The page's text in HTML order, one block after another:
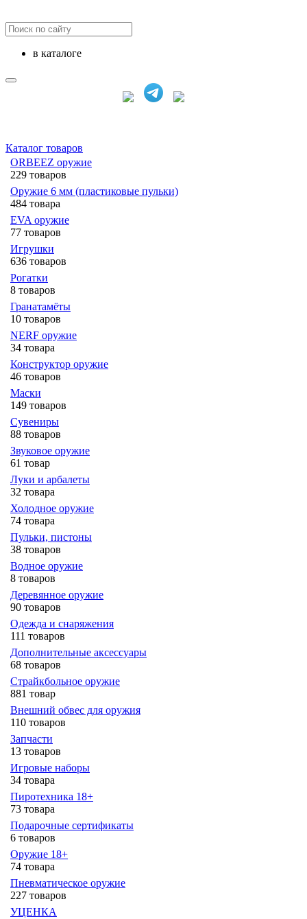
в каталоге
Каталог товаров
ORBEEZ оружие
229 товаров
Оружие 6 мм (пластиковые пульки)
484 товара
EVA оружие
77 товаров
Игрушки
636 товаров
Рогатки
8 товаров
Гранатамёты
10 товаров
NERF оружие
34 товара
Конструктор оружие
46 товаров
Маски
149 товаров
Сувениры
88 товаров
Звуковое оружие
61 товар
Луки и арбалеты
32 товара
Холодное оружие
74 товара
Пульки, пистоны
38 товаров
Водное оружие
8 товаров
Деревянное оружие
90 товаров
Одежда и снаряжения
111 товаров
Дополнительные аксессуары
68 товаров
Страйкбольное оружие
881 товар
Внешний обвес для оружия
110 товаров
Запчасти
13 товаров
Игровые наборы
34 товара
Пиротехника 18+
73 товара
Подарочные сертификаты
6 товаров
Оружие 18+
74 товара
Пневматическое оружие
227 товаров
УЦЕНКА